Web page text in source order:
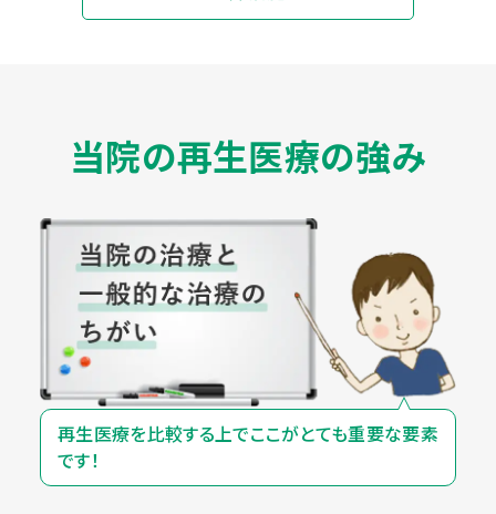
当院の再生医療の強み
再生医療を比較する上でここがとても重要な要素
です！